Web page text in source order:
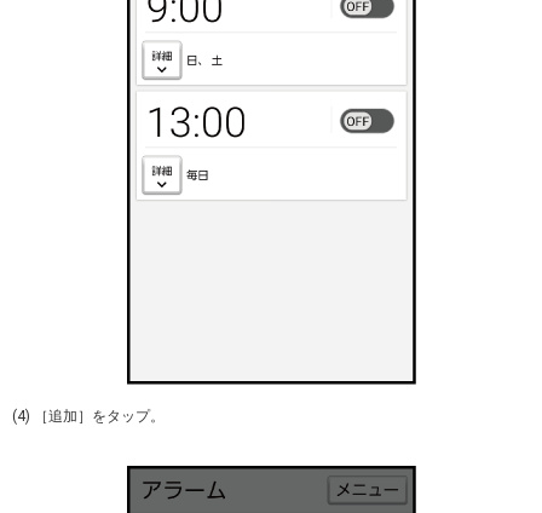
(4) ［追加］をタップ。